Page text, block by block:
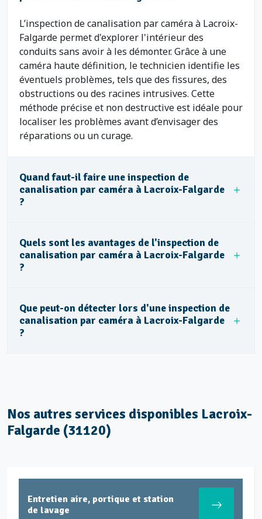
L’inspection de canalisation par caméra à Lacroix-
Falgarde permet d'explorer l'intérieur des
conduits sans avoir à les démonter. Grâce à une
caméra haute définition, le technicien identifie les
éventuels problèmes, tels que des fissures, des
obstructions ou des racines intrusives. Cette
méthode précise et non destructive est idéale pour
localiser les problèmes avant d’envisager des
réparations ou un curage.
Quand faut-il faire une inspection de
canalisation par caméra à Lacroix-Falgarde
?
Quels sont les avantages de l'inspection de
canalisation par caméra à Lacroix-Falgarde
?
Que peut-on détecter lors d'une inspection de
canalisation par caméra à Lacroix-Falgarde
?
Nos autres services disponibles Lacroix-
Falgarde (31120)
Entretien aire, portique et station
de lavage